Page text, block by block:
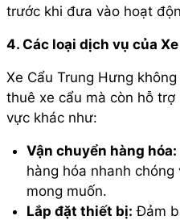
trước khi đưa vào hoạt
4. Các loại dịch vụ của
Xe Cẩu Trung Hưng
thuê xe cẩu mà còn hỗ
vực khác như:
Vận chuyển hàng hóa:
hàng hóa nhanh
mong muốn.
Lắp đặt thiết bị: Đảm